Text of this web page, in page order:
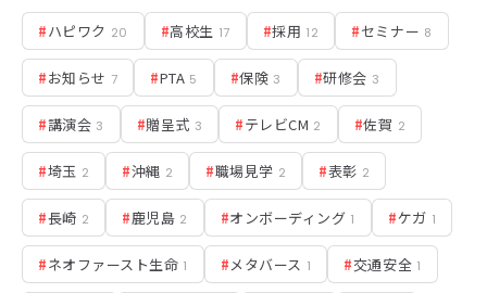
#ハピワク 20 #高校生 17 #採用 12 #セミナー 8
#お知らせ 7 #PTA 5 #保険 3 #研修会 3
#講演会 3 #贈呈式 3 #テレビCM 2 #佐賀 2
#埼玉 2 #沖縄 2 #職場見学 2 #表彰 2
#長崎 2 #鹿児島 2 #オンボーディング 1 #ケガ 1
#ネオファースト生命 1 # メタバース 1 #交通安全 1